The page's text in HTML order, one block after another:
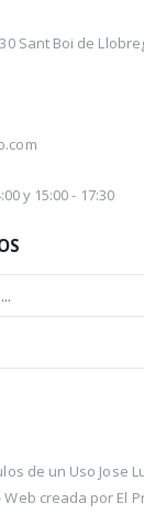
Sant Boi de
y 15:00 - 17:30
de un Uso Jose
Web creada por El